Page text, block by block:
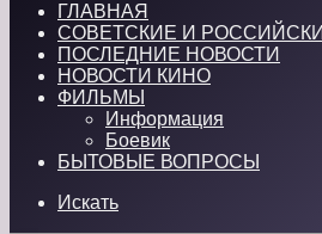
ГЛАВНАЯ
СОВЕТСКИЕ И
ПОСЛЕДНИЕ НОВОСТИ
НОВОСТИ КИНО
ФИЛЬМЫ
Информация
Боевик
БЫТОВЫЕ ВОПРОСЫ
Искать